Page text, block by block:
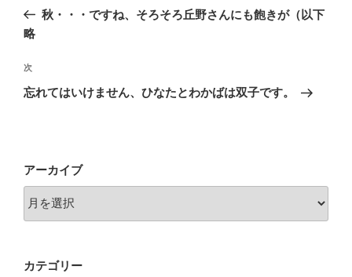
ナ
ゲ
ー
の
投
秋・・・ですね、そろそろ丘野さんにも飽きが（以下
略
次
の
次
忘れてはいけません、ひなたとわかばは双子です。
アーカイブ
カテゴリー